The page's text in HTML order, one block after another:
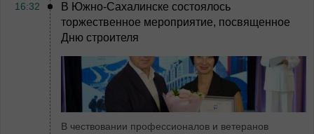
16:32
В Южно-Сахалинске состоялось
торжественное мероприятие, посвященное
Дню строителя
В чествовании профессионалов и ветеранов